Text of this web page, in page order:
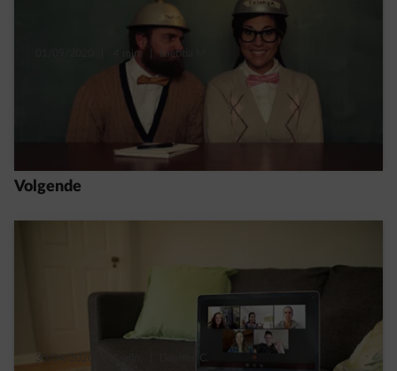
4 min. Laetitia M.
Elektriciteit: prijs, kWh, productie en
leveranciers
Volgende
30/04/2020